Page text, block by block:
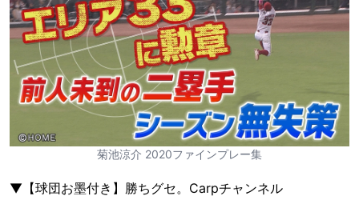
菊池涼介 2020ファインプレー集
▼【球団お墨付き】勝ちグセ。Carpチャンネル